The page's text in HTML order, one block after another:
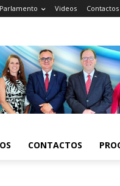
Parlamento Videos Contactos
CONTACTOS